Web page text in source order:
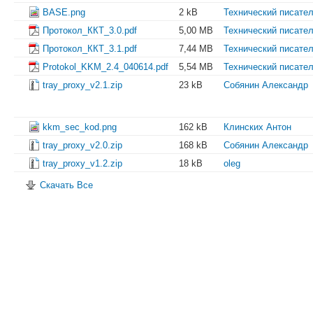
BASE.png
2 kB
Технический
Протокол_ККТ_3.0.pdf
5,00 MB
Технический
Протокол_ККТ_3.1.pdf
7,44 MB
Технический
Protokol_KKM_2.4_040614.pdf
5,54 MB
Технический
tray_proxy_v2.1.zip
23 kB Собянин Александр
kkm_sec_kod.png 162 kB
Клинских Антон
tray_proxy_v2.0.zip
168 kB
Собянин Александр
tray_proxy_v1.2.zip
18 kB oleg
Скачать Все